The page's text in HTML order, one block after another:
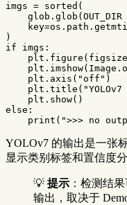
imgs = sorted (
glob . glob ( OUT_DIR
key=os . path .
)
if
imgs :
plt . figure ( figsize
plt . imshow( Image .
plt . axis ( "off" )
plt . title (
plt . show()
else :
print ( ">>> no
YOLOv7 的输出是一张
显示类别标签和置信度分
💡 提示 ：检测结
输出，取决于